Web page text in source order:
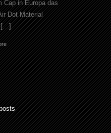
Cap in Europa das
Dot Material
[…]